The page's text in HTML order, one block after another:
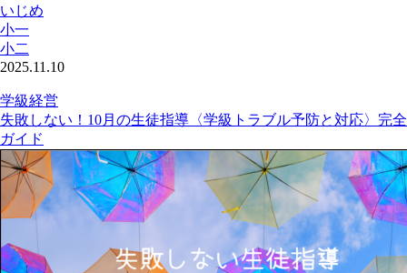
いじめ
小一
小二
2025.11.10
学級経営
失敗しない！10月の生徒指導〈学級トラブル予防と対応〉完全
ガイド